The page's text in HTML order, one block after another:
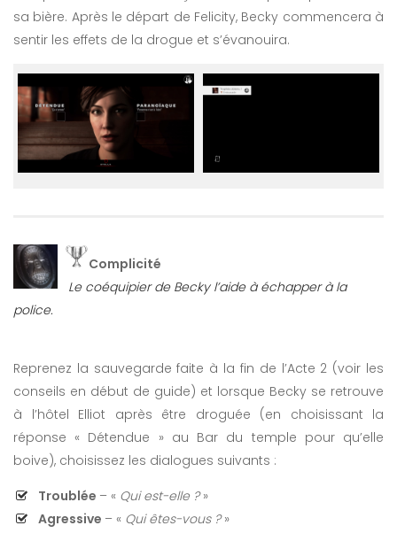
sa bière. Après le départ de Felicity, Becky commencera à
sentir les effets de la drogue et s’évanouira.
Complicité
Le coéquipier de Becky l’aide à échapper à la
police.
Reprenez la sauvegarde faite à la fin de l’Acte 2 (voir les
conseils en début de guide) et lorsque Becky se retrouve
à l’hôtel Elliot après être droguée (en choisissant la
réponse « Détendue » au Bar du temple pour qu’elle
boive), choisissez les dialogues suivants :
Troublée – « Qui est-elle ?»
Agressive – « Qui êtes-vous ?»